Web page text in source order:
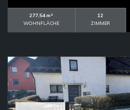
277,54 m²
WOHNFLÄCHE
12
ZIMMER